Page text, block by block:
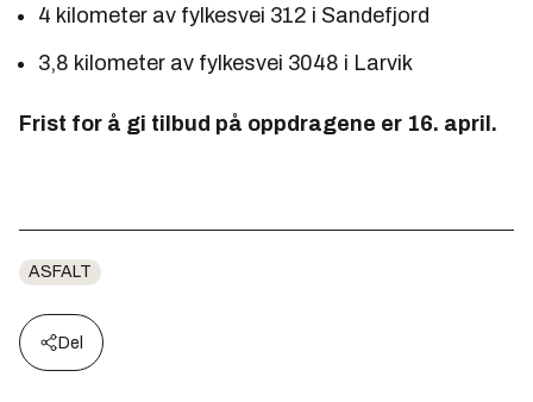
4 kilometer av fylkesvei 312 i Sandefjord
3,8 kilometer av fylkesvei 3048 i Larvik
Frist for å gi tilbud på oppdragene er 16. april.
ASFALT
Del